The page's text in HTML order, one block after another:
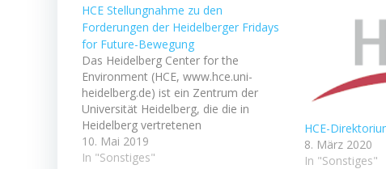
HCE Stellungnahme zu den
Forderungen der Heidelberger Fridays
for Future-Bewegung
Das Heidelberg Center for the
Environment (HCE, www.hce.uni-
heidelberg.de) ist ein Zentrum der
Universität Heidelberg, die die in
Heidelberg vertretenen
umweltbezogenen Wissenschaften
miteinander vernetzen und dadurch zu
10. Mai 2019
In "Sonstiges"
HCE-
8. März 2020
In "Sonstiges"